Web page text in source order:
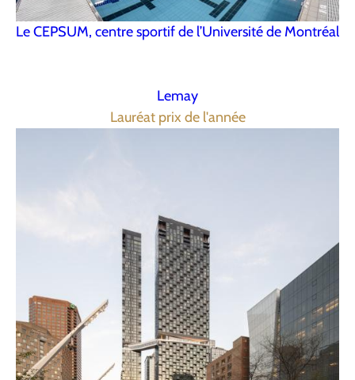
Le CEPSUM, centre sportif de l’Université de Montréal
Lemay
Lauréat prix de l'année